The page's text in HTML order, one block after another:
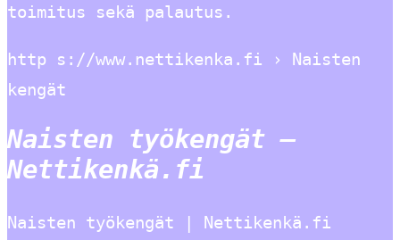
toimitus sekä palautus.
http s://www.nettikenka.fi › Naisten
kengät
Naisten työkengät –
Nettikenkä.fi
Naisten työkengät | Nettikenkä.fi